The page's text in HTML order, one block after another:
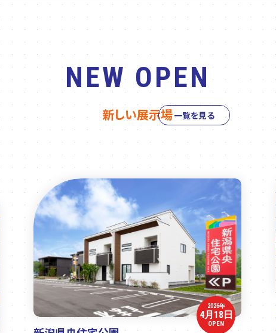
NEW OPEN
新しい展示場一覧を見る
2026年
4月18日
OPEN